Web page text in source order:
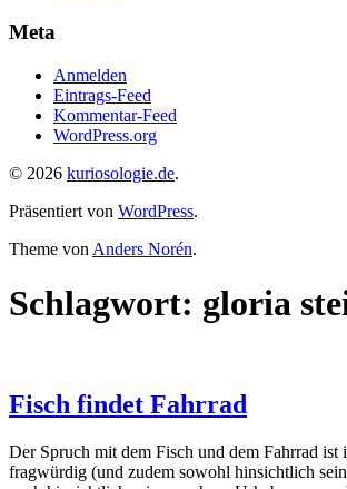
Meta
Anmelden
Eintrags-Feed
Kommentar-Feed
WordPress.org
© 2026 kuriosologie.de.
Präsentiert von WordPress.
Theme von Anders Norén.
Schlagwort: gloria
Fisch findet Fahrrad
Der Spruch mit dem Fisch und dem Fahrrad ist
fragwürdig (und zudem sowohl hinsichtlich